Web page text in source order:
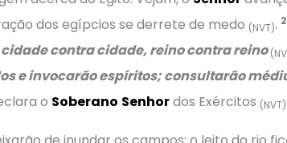
dos egípcios se derrete de medo (NVT). 2
contra cidade, reino contra reino
e invocarão espíritos; consultarão
o Soberano Senhordos Exércitos (NVT)